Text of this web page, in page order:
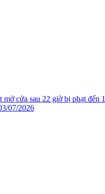
mở cửa sau 22 giờ bị phạt đến
07/2026